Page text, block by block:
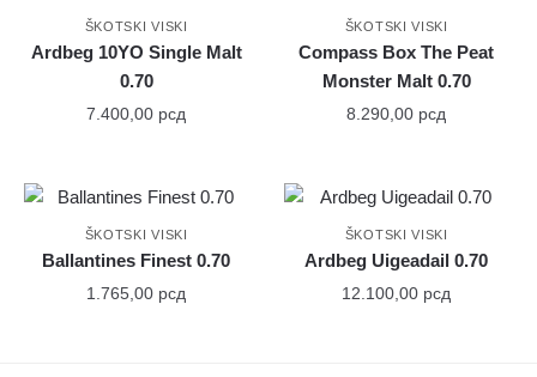
ŠKOTSKI VISKI
Ardbeg 10YO Single Malt
0.70
7.400,00 рсд
ŠKOTSKI VISKI
Compass Box The Peat
Monster Malt 0.70
8.290,00 рсд
ŠKOTSKI VISKI
Ballantines Finest 0.70
1.765,00 рсд
ŠKOTSKI VISKI
Ardbeg Uigeadail 0.70
12.100,00 рсд